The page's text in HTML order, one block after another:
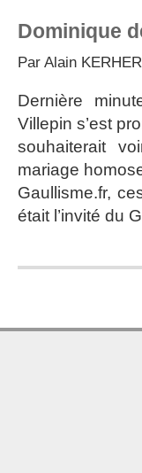
Dominique
Par Alain
Dernière
Villepin s’est
souhaiterait
mariage
Gaullisme.fr,
était l’invité du